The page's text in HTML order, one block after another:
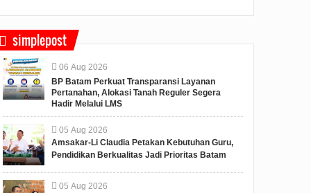
simplepost
06 Aug 2026
BP Batam Perkuat Transparansi Layanan
Pertanahan, Alokasi Tanah Reguler Segera
Hadir Melalui LMS
05 Aug 2026
Amsakar-Li Claudia Petakan Kebutuhan Guru,
Pendidikan Berkualitas Jadi Prioritas Batam
05 Aug 2026